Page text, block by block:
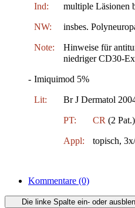
Ind: multiple Läsionen
NW: insbes.
Note:
Hinweise für
niedriger CD30-
- Imiquimod 5%
Lit: Br J Dermatol
PT: CR (2 Pat.)
Appl: topisch,
Kommentare (0)
Die linke Spalte ein- oder